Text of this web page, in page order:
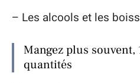
– Les alcools et les
Mangez plus souvent,
quantités